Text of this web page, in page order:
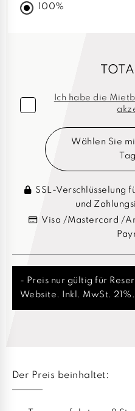
100%
Ich habe die
Wählen Sie
SSL-Verschlüsselung
und
Visa /Mastercard /
- Preis nur gültig für
Website. Inkl. MwSt. 21%.
Der Preis beinhaltet: